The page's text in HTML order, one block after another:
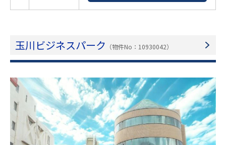
玉川ビジネスパーク （物件No：10930042）